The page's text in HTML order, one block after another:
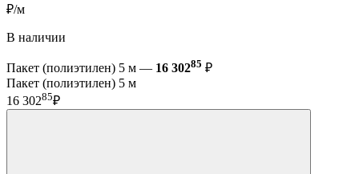
₽/м
В наличии
Пакет (полиэтилен) 5 м — 16 30285 ₽
Пакет (полиэтилен) 5 м
16 30285₽